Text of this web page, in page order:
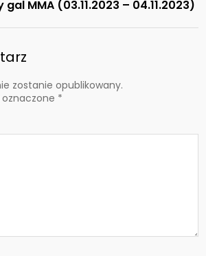
gal MMA (03.11.2023 – 04.11.2023)
zostanie opublikowany.
*